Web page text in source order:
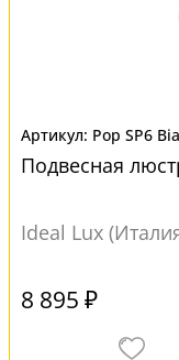
Pop SP6
Подвесная
Ideal Lux
8 895 ₽